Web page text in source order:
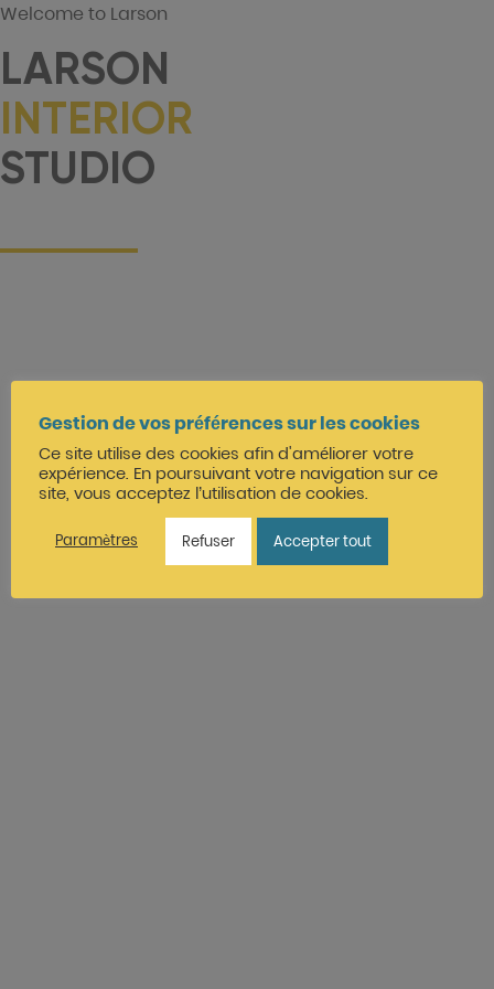
Welcome to Larson
LARSON
INTERIOR
STUDIO
Gestion de vos préférences sur les cookies
Ce site utilise des cookies afin d'améliorer votre
expérience. En poursuivant votre navigation sur ce
site, vous acceptez l’utilisation de cookies.
Paramètres Refuser Accepter tout